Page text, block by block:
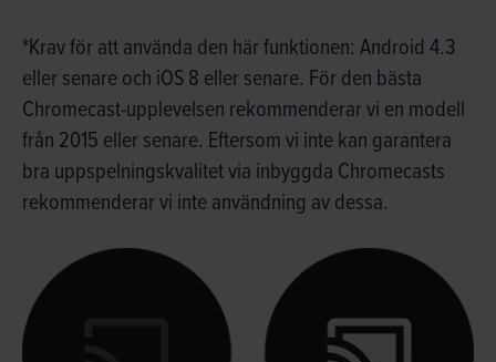
*Krav för att använda den här funktionen: Android 4.3
eller senare och iOS 8 eller senare. För den bästa
Chromecast-upplevelsen rekommenderar vi en modell
från 2015 eller senare. Eftersom vi inte kan garantera
bra uppspelningskvalitet via inbyggda Chromecasts
rekommenderar vi inte användning av dessa.